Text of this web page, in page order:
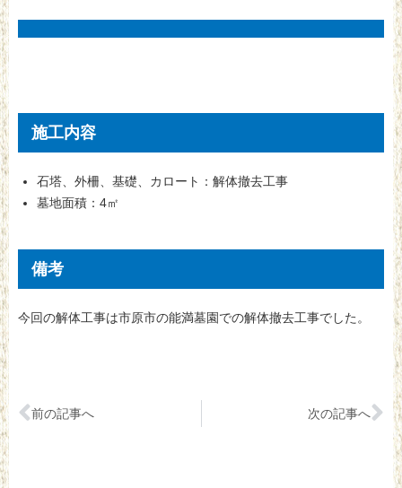
施工内容
石塔、外柵、基礎、カロート：解体撤去工事
墓地面積：4㎡
備考
今回の解体工事は市原市の能満墓園での解体撤去工事でした。
前の記事へ 次の記事へ